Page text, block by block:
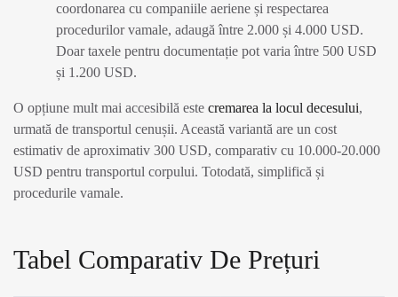
coordonarea cu companiile aeriene și respectarea
procedurilor vamale, adaugă între 2.000 și 4.000 USD.
Doar taxele pentru documentație pot varia între 500 USD
și 1.200 USD.
O opțiune mult mai accesibilă este cremarea la locul decesului,
urmată de transportul cenușii. Această variantă are un cost
estimativ de aproximativ 300 USD, comparativ cu 10.000-20.000
USD pentru transportul corpului. Totodată, simplifică și
procedurile vamale.
Tabel Comparativ De Prețuri